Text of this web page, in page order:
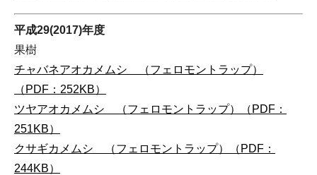
平成29(2017)年度
果樹
チャバネアオカメムシ （フェロモントラップ）
（PDF：252KB）
ツヤアオカメムシ （フェロモントラップ）（PDF：
251KB）
クサギカメムシ （フェロモントラップ）（PDF：
244KB）